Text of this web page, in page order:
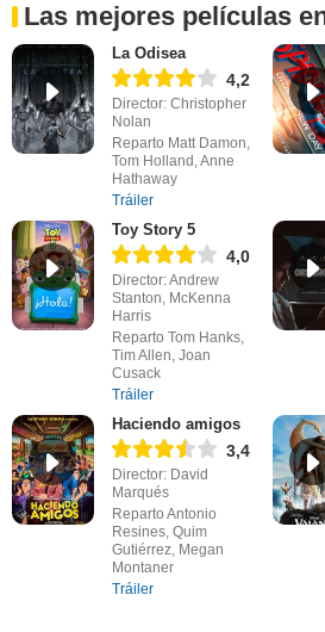
Las mejores películas
La Odisea
4,2
Director: Christopher
Nolan
Reparto Matt Damon,
Tom Holland, Anne
Hathaway
Tráiler
Toy Story 5
4,0
Director: Andrew
Stanton, McKenna
Harris
Reparto Tom Hanks,
Tim Allen, Joan
Cusack
Tráiler
Haciendo amigos
3,4
Director: David
Marqués
Reparto Antonio
Resines, Quim
Gutiérrez, Megan
Montaner
Tráiler